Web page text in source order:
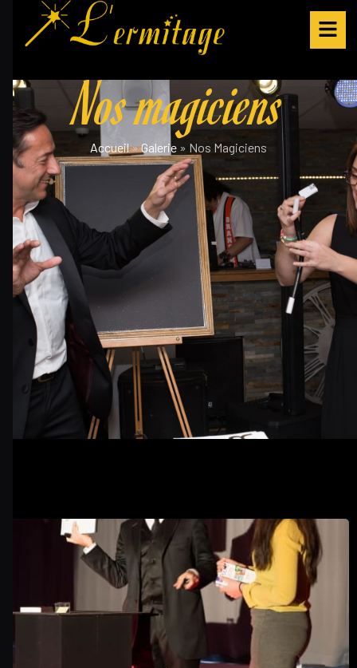
Nos magiciens
Accueil»Galerie » Nos Magiciens